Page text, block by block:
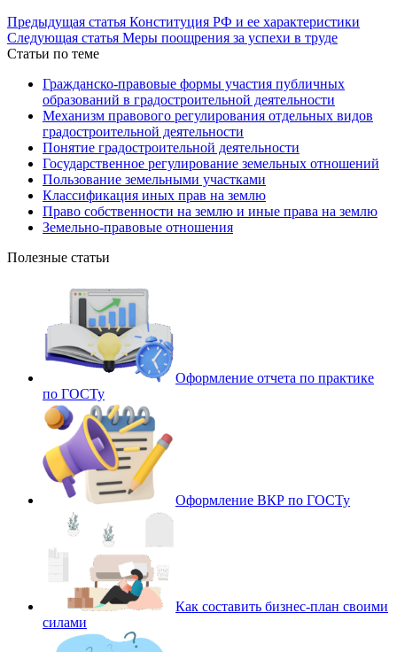
Предыдущая статья Конституция РФ и ее характеристики
Следующая статья Меры поощрения за успехи в труде
Статьи по теме
Гражданско-правовые формы участия публичных
образований в градостроительной деятельности
Механизм правового регулирования отдельных видов
градостроительной деятельности
Понятие градостроительной деятельности
Государственное регулирование земельных отношений
Пользование земельными участками
Классификация иных прав на землю
Право собственности на землю и иные права на землю
Земельно-правовые отношения
Полезные статьи
Оформление отчета по практике
по ГОСТу
Оформление ВКР по ГОСТу
Как составить бизнес-план своими
силами